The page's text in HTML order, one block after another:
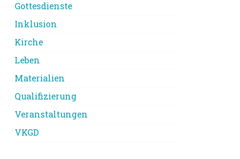
Gottesdienste
Inklusion
Kirche
Leben
Materialien
Qualifizierung
Veranstaltungen
VKGD